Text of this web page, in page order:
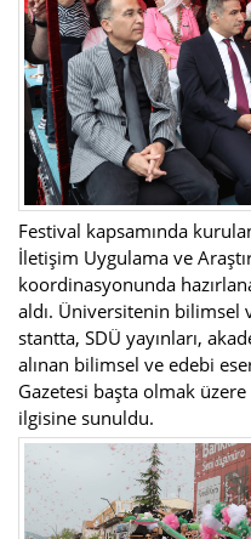
Festival kapsamında
İletişim Uygulama ve
koordinasyonunda
aldı. Üniversitenin bilimsel
stantta, SDÜ yayınları,
alınan bilimsel ve edebi
Gazetesi başta olmak
ilgisine sunuldu.